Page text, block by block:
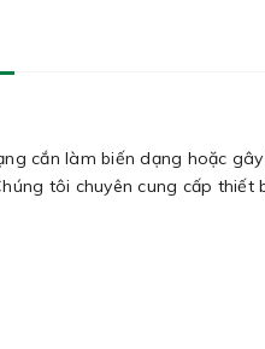
cắn làm biến dạng hoặc
tôi chuyên cung cấp